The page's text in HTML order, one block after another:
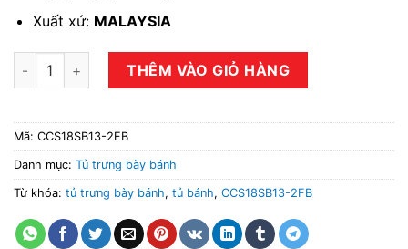
Xuất xứ: MALAYSIA
Tủ bánh kính cong BERJAYA CCS18SB13-2FB số lượng
THÊM VÀO GIỎ HÀNG
Mã: CCS18SB13-2FB
Danh mục: Tủ trưng bày bánh
Từ khóa: tủ trưng bày bánh, tủ bánh, CCS18SB13-2FB